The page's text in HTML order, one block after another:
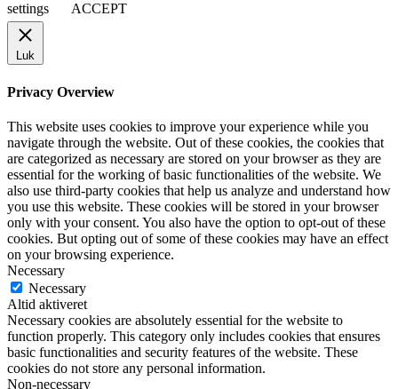
settings
ACCEPT
Luk
Privacy Overview
This website uses cookies to improve your experience while you
navigate through the website. Out of these cookies, the cookies that
are categorized as necessary are stored on your browser as they are
essential for the working of basic functionalities of the website. We
also use third-party cookies that help us analyze and understand how
you use this website. These cookies will be stored in your browser
only with your consent. You also have the option to opt-out of these
cookies. But opting out of some of these cookies may have an effect
on your browsing experience.
Necessary
Necessary
Altid aktiveret
Necessary cookies are absolutely essential for the website to
function properly. This category only includes cookies that ensures
basic functionalities and security features of the website. These
cookies do not store any personal information.
Non-necessary